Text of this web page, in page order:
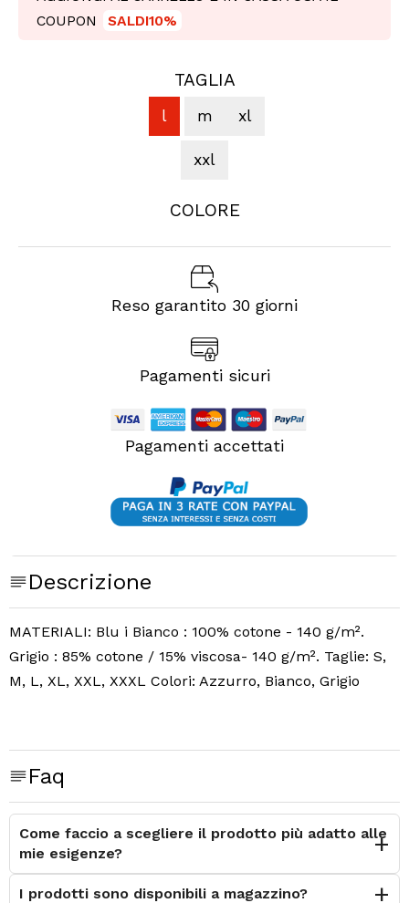
COUPON
SALDI10%
TAGLIA
l m xl
xxl
COLORE
Reso garantito 30 giorni
Pagamenti sicuri
Pagamenti accettati
Descrizione
MATERIALI: Blu i Bianco : 100% cotone - 140 g/m².
Grigio : 85% cotone / 15% viscosa- 140 g/m². Taglie: S,
M, L, XL, XXL, XXXL Colori: Azzurro, Bianco, Grigio
Faq
Come faccio a scegliere il prodotto più adatto alle
mie esigenze?
I prodotti sono disponibili a magazzino?